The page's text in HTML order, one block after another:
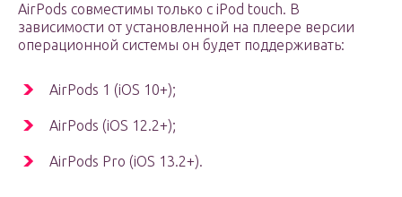
AirPods совместимы только с iPod touch. В
зависимости от установленной на плеере версии
операционной системы он будет поддерживать:
AirPods 1 (iOS 10+);
AirPods (iOS 12.2+);
AirPods Pro (iOS 13.2+).